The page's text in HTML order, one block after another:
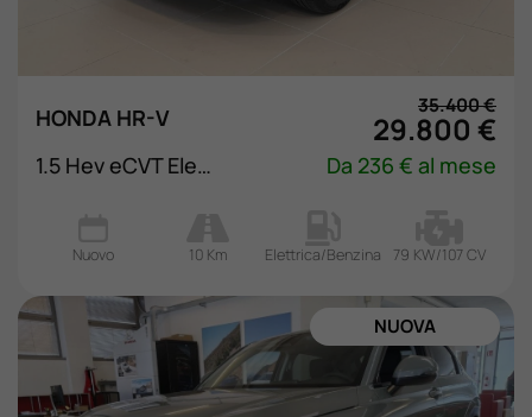
HONDA HR-V 35.400 €
29.800 €
1.5 Hev eCVT Elegance Da 236 € al mese
Nuovo 10 Km Elettrica/Benzina 79 KW/107 CV
NUOVA